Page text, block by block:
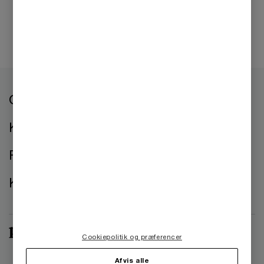
Om os
Kontorer
Presse
Kontakt os
Afvis alle
Cookiepolitik og præferencer